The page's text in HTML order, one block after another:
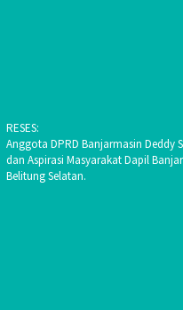
RESES:
Anggota DPRD Banjarmasin Deddy
dan Aspirasi Masyarakat Dapil
Belitung Selatan.